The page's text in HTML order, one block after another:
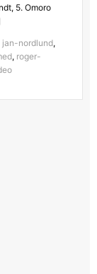
5. Omoro
jan-nordlund,
, roger-